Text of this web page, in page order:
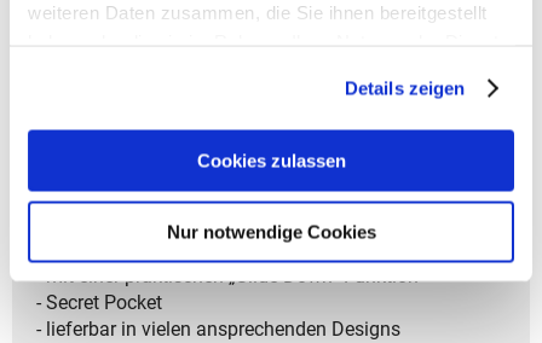
weiteren Daten zusammen, die Sie ihnen bereitgestellt
Details zeigen
Cookies zulassen
Nur notwendige Cookies
Satch Zubehör
- Vielseitige und standfeste Aufbewahrungstasche für
- mit einer praktischen „Slide Down“-Funktion
- Secret Pocket
- lieferbar in vielen ansprechenden Designs